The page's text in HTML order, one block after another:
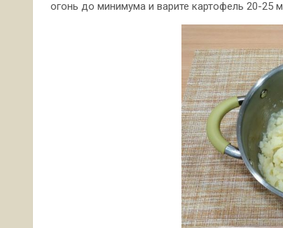
огонь до минимума и варите картофель 20-25